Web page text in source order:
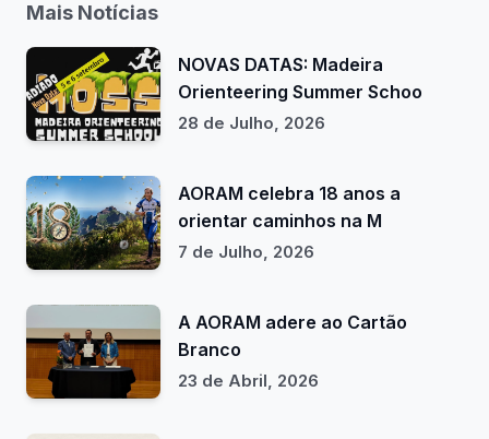
Mais Notícias
NOVAS DATAS: Madeira
Orienteering Summer Schoo
28 de Julho, 2026
AORAM celebra 18 anos a
orientar caminhos na M
7 de Julho, 2026
A AORAM adere ao Cartão
Branco
23 de Abril, 2026